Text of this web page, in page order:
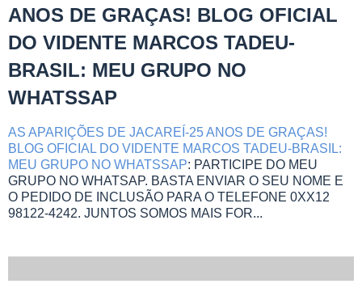
ANOS DE GRAÇAS! BLOG OFICIAL
DO VIDENTE MARCOS TADEU-
BRASIL: MEU GRUPO NO
WHATSSAP
AS APARIÇÕES DE JACAREÍ-25 ANOS DE GRAÇAS!
BLOG OFICIAL DO VIDENTE MARCOS TADEU-BRASIL:
MEU GRUPO NO WHATSSAP: PARTICIPE DO MEU
GRUPO NO WHATSAP. BASTA ENVIAR O SEU NOME E
O PEDIDO DE INCLUSÃO PARA O TELEFONE 0XX12
98122-4242. JUNTOS SOMOS MAIS FOR...